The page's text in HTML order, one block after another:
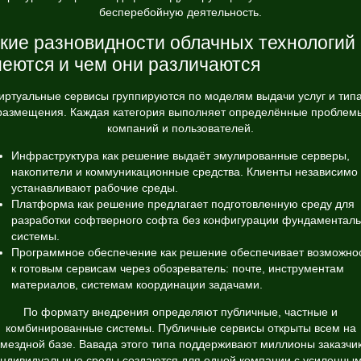
бесперебойную деятельность.
разновидности облачных технологий
и чем они различаются
сервисы группируются по моделям выдачи услуг и
Каждая категория выполняет определённые
компаний и пользователей.
Инфраструктура как решение выдаёт эмулированные серверы,
накопители и коммуникационные средства. Клиенты независимо
устанавливают рабочие среды.
Платформа как решение предлагает подготовленную среду для
разработки софтверного софта без конфигурации
системы.
Программное обеспечение как решение обеспечивает
к готовым сервисам через обозреватель: почте, инструментам
материалов, системам координации задачами.
По формату внедрения определяют публичные, частные и
комбинированные системы. Публичные сервисы открыты всем на
базе. Вавада этого типа поддерживают миллионы